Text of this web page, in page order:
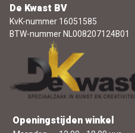
De Kwast BV
KvK-nummer 16051585
BTW-nummer NL008207124B01
Openingstijden winkel